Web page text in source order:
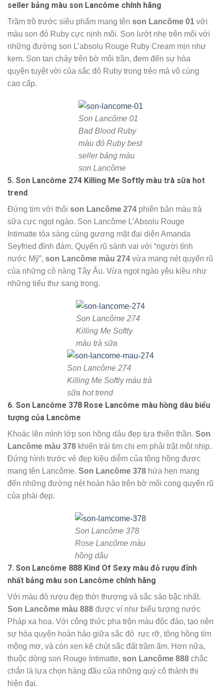
seller bảng màu son Lancôme chính hãng
Trầm trồ trước siêu phẩm mang tên son Lancôme 01 với
màu son đỏ Ruby cực nịnh môi. Son lướt nhẹ trên môi với
những đường son L’absolu Rouge Ruby Cream mịn như
kem. Son tan chảy trên bờ môi trần, đem đến sự hòa
quyện tuyệt vời của sắc đỏ Ruby trong trẻo mà vô cùng
cao cấp.
Son Lancôme 01
Bad Blood Ruby
màu đỏ Ruby best
seller bảng màu
son Lancôme
5. Son Lancôme 274 Killing Me Softly màu trà sữa hot
trend
Đứng tim với thỏi son Lancôme 274 phiên bản màu trà
sữa cực ngọt ngào. Son Lancôme L’Absolu Rouge
Intimatte tỏa sáng cùng gương mặt đại diện Amanda
Seyfried đình đám. Quyến rũ sánh vai với “người tình
nước Mỹ”, son Lancôme màu 274 vừa mang nét quyến rũ
của những cô nàng Tây Âu. Vừa ngọt ngào yêu kiều như
những tiểu thư sang trọng.
Son Lancôme 274
Killing Me Softly
màu trà sữa
Son Lancôme 274
Killing Me Softly màu trà
sữa hot trend
6. Son Lancôme 378 Rose Lancôme màu hồng dâu biểu
tượng của Lancôme
Khoác lên mình lớp son hồng dâu đẹp tựa thiên thần. Son
Lancôme màu 378 khiến trái tim chị em phải trật một nhịp.
Đứng hình trước vẻ đẹp kiều diễm của tông hồng được
mang tên Lancôme. Son Lancôme 378 hứa hẹn mang
đến những đường nét hoàn hảo trên bờ môi cong quyến rũ
của phái đẹp.
Son Lancôme 378
Rose Lancôme màu
hồng dâu
7. Son Lancôme 888 Kind Of Sexy màu đỏ rượu đỉnh
nhất bảng màu son Lancôme chính hãng
Với màu đỏ rượu đẹp thời thượng và sắc sảo bậc nhất.
Son Lancôme màu 888 được ví như biểu tượng nước
Pháp xa hoa. Với công thức pha trộn màu độc đáo, tạo nên
sự hòa quyện hoàn hảo giữa sắc đỏ rực rỡ, tông hồng tím
mộng mơ, và còn xen kẽ chút sắc đất trầm ấm. Hơn nữa,
thuộc dòng son Rouge Intimatte, son Lancôme 888 chắc
chắn là lựa chọn hàng đầu của những quý cô thành thị
hiện đại.